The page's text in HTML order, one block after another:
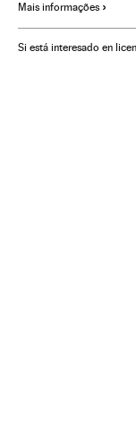
Ni Una Menos
Problemas sociais
Mais informações
Si está interesado en